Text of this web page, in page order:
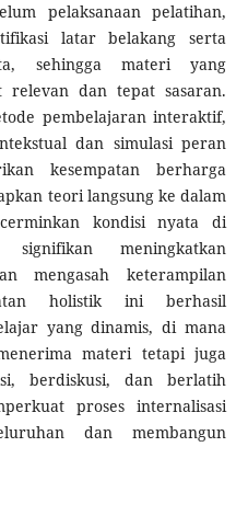
pelaksanaan pelatihan,
latar belakang serta
sehingga materi yang
relevan dan tepat sasaran.
pembelajaran interaktif,
dan simulasi peran
kesempatan berharga
teori langsung ke dalam
kondisi nyata di
meningkatkan
mengasah keterampilan
holistik ini berhasil
yang dinamis, di mana
materi tetapi juga
berdiskusi, dan berlatih
proses internalisasi
dan membangun